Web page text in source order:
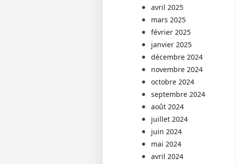
avril 2025
mars 2025
février 2025
janvier 2025
décembre 2024
novembre 2024
octobre 2024
septembre 2024
août 2024
juillet 2024
juin 2024
mai 2024
avril 2024